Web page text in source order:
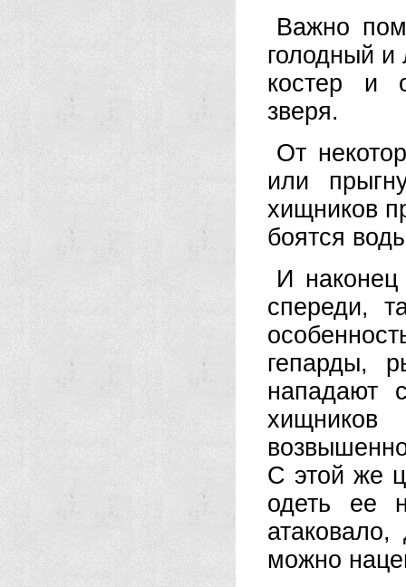
Важно
голодный и
костер и
зверя.
От
или
хищников
боятся
И
спереди,
гепарды,
нападают
С этой же
одеть ее
можно